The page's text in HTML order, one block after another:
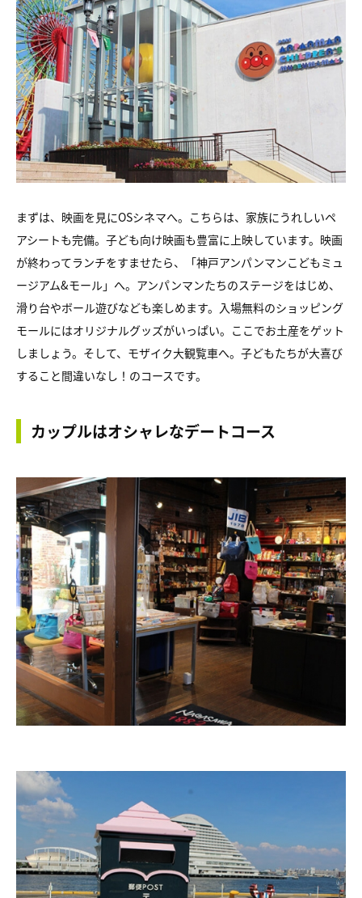
まずは、映画を見にOSシネマへ。こちらは、家族にうれしいペ
アシートも完備。子ども向け映画も豊富に上映しています。映画
が終わってランチをすませたら、「神戸アンパンマンこどもミュ
ージアム&モール」へ。アンパンマンたちのステージをはじめ、
滑り台やボール遊びなども楽しめます。入場無料のショッピング
モールにはオリジナルグッズがいっぱい。ここでお土産をゲット
しましょう。そして、モザイク大観覧車へ。子どもたちが大喜び
すること間違いなし！のコースです。
カップルはオシャレなデートコース